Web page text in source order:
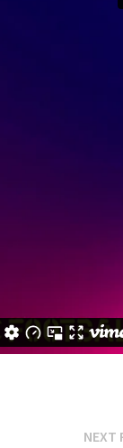
NEXT